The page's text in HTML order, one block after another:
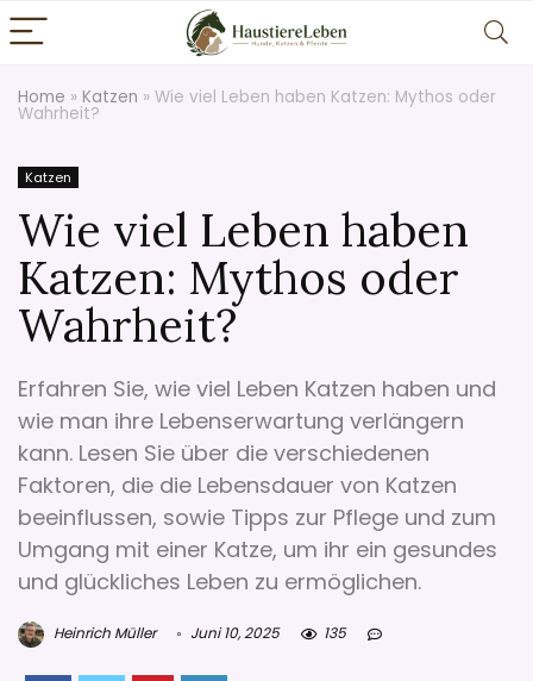
Home » Katzen » Wie viel Leben haben Katzen: Mythos oder
Wahrheit?
Katzen
Wie viel Leben haben
Katzen: Mythos oder
Wahrheit?
Erfahren Sie, wie viel Leben Katzen haben und
wie man ihre Lebenserwartung verlängern
kann. Lesen Sie über die verschiedenen
Faktoren, die die Lebensdauer von Katzen
beeinflussen, sowie Tipps zur Pflege und zum
Umgang mit einer Katze, um ihr ein gesundes
und glückliches Leben zu ermöglichen.
Heinrich Müller Juni 10, 2025 135